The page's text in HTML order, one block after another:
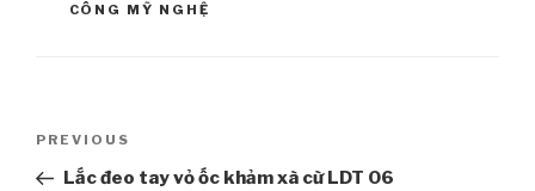
CÔNG MỸ NGHỆ
Post
navigation
Previous
Post
PREVIOUS
Lắc đeo tay vỏ ốc khảm xà cừ LDT 06